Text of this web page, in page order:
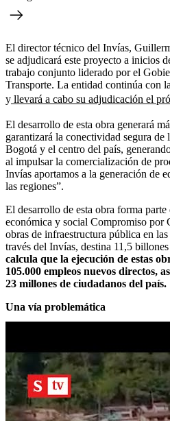
El director técnico del Invías,
se adjudicará este proyecto a inicios
trabajo conjunto liderado por el
Transporte. La entidad continúa con
y llevará a cabo su adjudicación el
El desarrollo de esta obra generará
garantizará la conectividad segura
Bogotá y el centro del país,
al impulsar la comercialización de
Invías aportamos a la generación de
las regiones”.
El desarrollo de esta obra forma
económica y social Compromiso por
obras de infraestructura pública en
través del Invías, destina 11,5 billones
calcula que la ejecución de estas
105.000 empleos nuevos directos,
23 millones de ciudadanos del país.
Una vía problemática